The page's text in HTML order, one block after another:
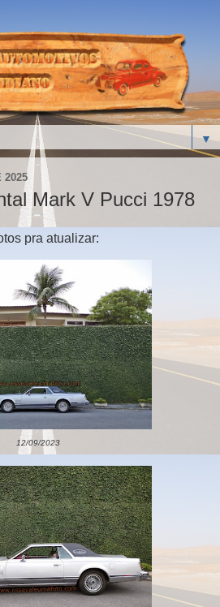
▼
2025
Mark V Pucci 1978
pra atualizar:
12/09/2023